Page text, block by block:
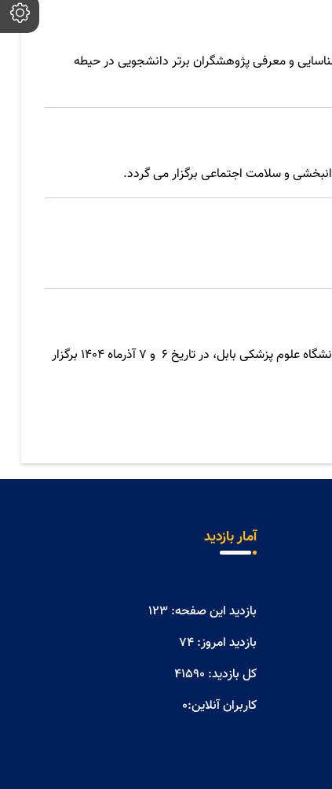
و معرفی پژوهشگران برتر دانشجویی در حیطه
و سلامت اجتماعی برگزار می گردد.
اولین همایش کشوری با عنوان " رویکردهای نوین توسعه آموزش علوم پزشکی" و اولین رویداد دانشجویی مسابقه مدرس برتر، به میزبانی دانشگاه علوم پزشکی بابل، در تاریخ 6 و 7 آذرماه 1404 برگزار
آمار بازدید
بازدید این صفحه: 123
بازدید امروز: 74
کل بازدید: 41590
کاربران آنلاین:0